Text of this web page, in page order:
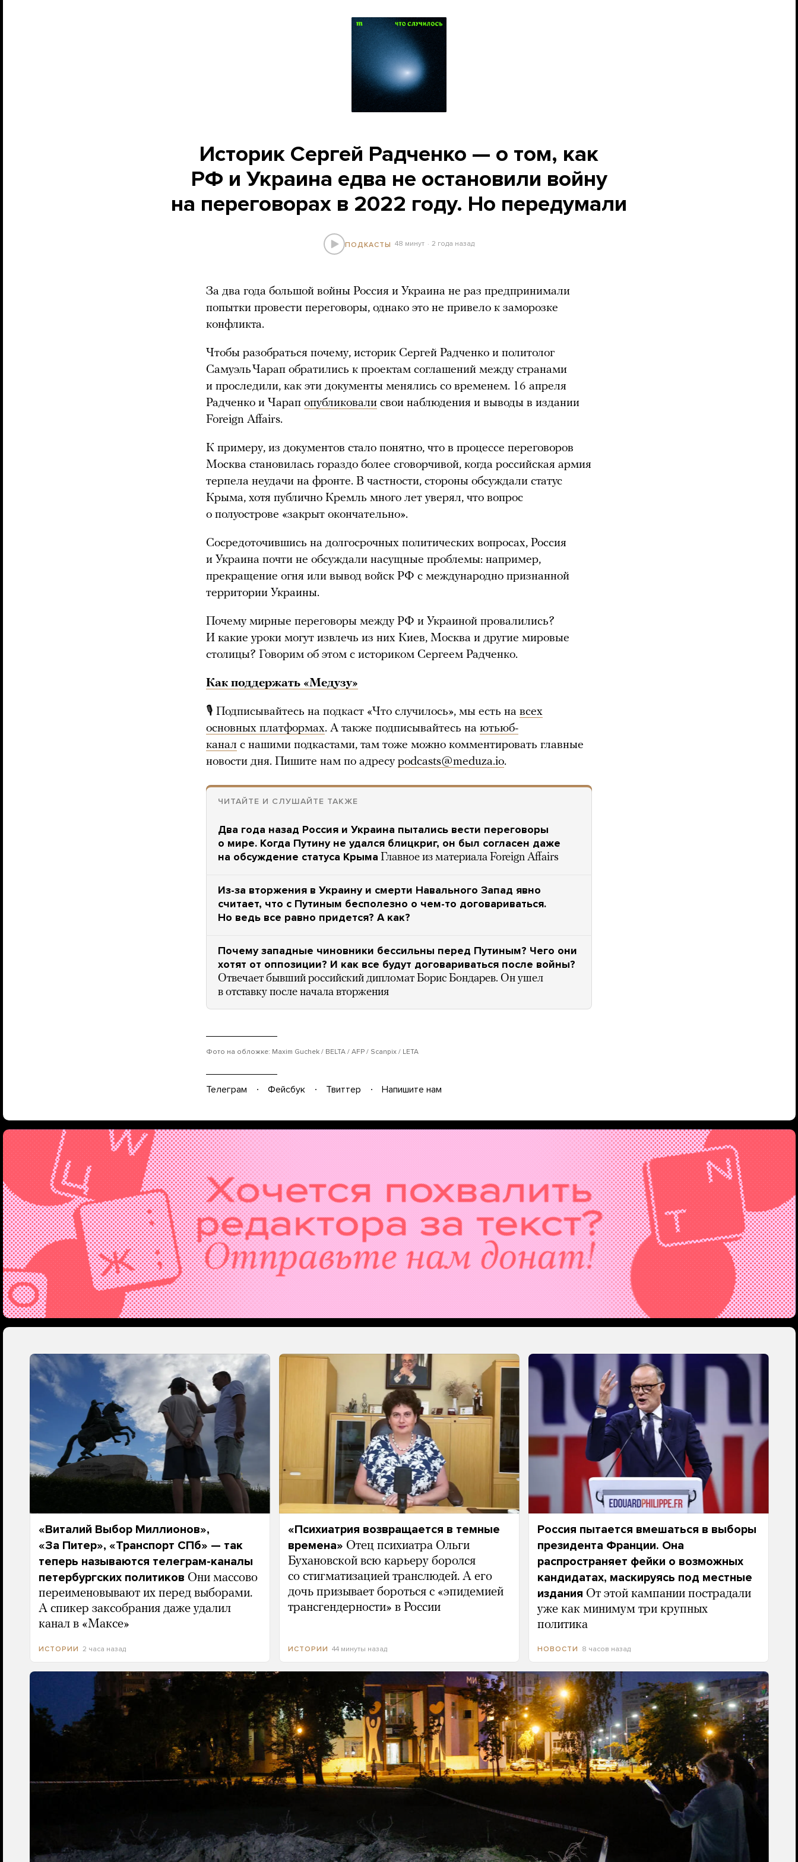
Историк Сергей Радченко — о том, как
РФ и Украина едва не остановили войну
на переговорах в 2022 году. Но передумали
ПОДКАСТЫ 48 минут 2 года назад
За два года большой войны Россия и Украина не раз предпринимали
попытки провести переговоры, однако это не привело к заморозке
конфликта.
Чтобы разобраться почему, историк Сергей Радченко и политолог
Самуэль Чарап обратились к проектам соглашений между странами
и проследили, как эти документы менялись со временем. 16 апреля
Радченко и Чарап опубликовали свои наблюдения и выводы в издании
Foreign Affairs.
К примеру, из документов стало понятно, что в процессе переговоров
Москва становилась гораздо более сговорчивой, когда российская армия
терпела неудачи на фронте. В частности, стороны обсуждали статус
Крыма, хотя публично Кремль много лет уверял, что вопрос
о полуострове «закрыт окончательно».
Сосредоточившись на долгосрочных политических вопросах, Россия
и Украина почти не обсуждали насущные проблемы: например,
прекращение огня или вывод войск РФ с международно признанной
территории Украины.
Почему мирные переговоры между РФ и Украиной провалились?
И какие уроки могут извлечь из них Киев, Москва и другие мировые
столицы? Говорим об этом с историком Сергеем Радченко.
Как поддержать «Медузу»
🎙 Подписывайтесь на подкаст «Что случилось», мы есть на всех
основных платформах. А также подписывайтесь на ютьюб-
канал с нашими подкастами, там тоже можно комментировать главные
новости дня. Пишите нам по адресу podcasts@meduza.io.
ЧИТАЙТЕ И СЛУШАЙТЕ ТАКЖЕ
Два года назад Россия и Украина пытались вести переговоры
о мире. Когда Путину не удался блицкриг, он был согласен даже
на обсуждение статуса Крыма Главное из материала Foreign Affairs
Из-за вторжения в Украину и смерти Навального Запад явно
считает, что с Путиным бесполезно о чем-то договариваться.
Но ведь все равно придется? А как?
Почему западные чиновники бессильны перед Путиным? Чего они
хотят от оппозиции? И как все будут договариваться после войны?
Отвечает бывший российский дипломат Борис Бондарев. Он ушел
в отставку после начала вторжения
Фото на обложке: Maxim Guchek / BELTA / AFP / Scanpix / LETA
Телеграм Фейсбук Твиттер Напишите нам
«Виталий Выбор Миллионов»,
«За Питер», «Транспорт СПб» — так
теперь называются телеграм-каналы
петербургских политиков Они массово
переименовывают их перед выборами.
А спикер заксобрания даже удалил
канал в «Максе»
ИСТОРИИ 2 часа назад
«Психиатрия возвращается в темные
времена» Отец психиатра Ольги
Бухановской всю карьеру боролся
со стигматизацией транслюдей. А его
дочь призывает бороться с «эпидемией
трансгендерности» в России
ИСТОРИИ 44 минуты назад
Россия пытается вмешаться в выборы
президента Франции. Она
распространяет фейки о возможных
кандидатах, маскируясь под местные
издания От этой кампании пострадали
уже как минимум три крупных
политика
НОВОСТИ 8 часов назад